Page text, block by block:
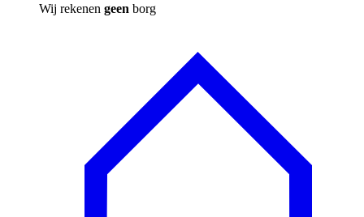
Wij rekenen geen borg